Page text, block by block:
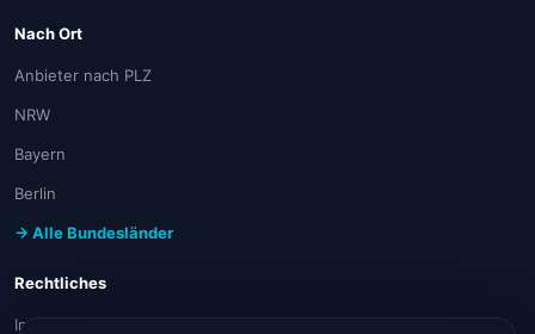
Nach Ort
Anbieter nach PLZ
NRW
Bayern
Berlin
→ Alle Bundesländer
Rechtliches
Impressum